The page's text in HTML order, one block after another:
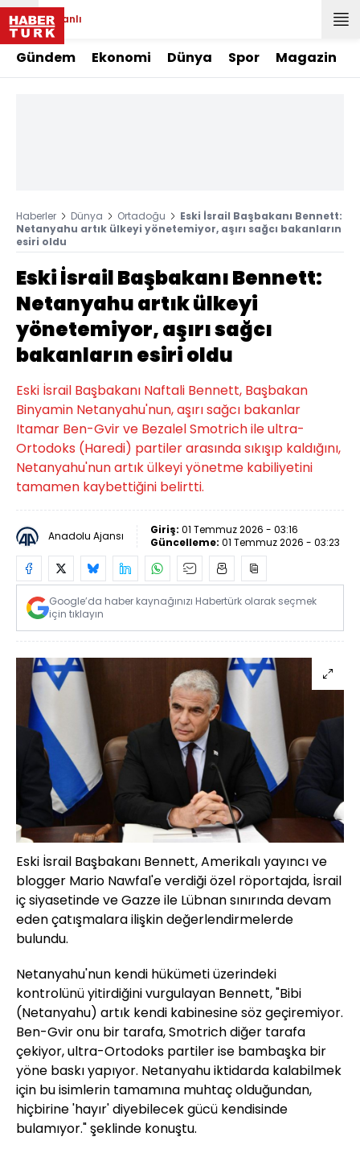
Canlı
Gündem Ekonomi Dünya Spor Magazin
Haberler Dünya Ortadoğu
Eski İsrail Başbakanı Bennett:
Netanyahu artık ülkeyi yönetemiyor, aşırı sağcı bakanların
esiri oldu
Eski İsrail Başbakanı Bennett:
Netanyahu artık ülkeyi
yönetemiyor, aşırı sağcı
bakanların esiri oldu
Eski İsrail Başbakanı Naftali Bennett, Başbakan
Binyamin Netanyahu'nun, aşırı sağcı bakanlar
Itamar Ben-Gvir ve Bezalel Smotrich ile ultra-
Ortodoks (Haredi) partiler arasında sıkışıp kaldığını,
Netanyahu'nun artık ülkeyi yönetme kabiliyetini
tamamen kaybettiğini belirtti.
Anadolu Ajansı Giriş: 01 Temmuz 2026 - 03:16
Güncelleme: 01 Temmuz 2026 - 03:23
Google’da haber kaynağınızı Habertürk olarak seçmek
için tıklayın
Eski İsrail Başbakanı Bennett, Amerikalı yayıncı ve
blogger Mario Nawfal'e verdiği özel röportajda, İsrail
iç siyasetinde ve Gazze ile Lübnan sınırında devam
eden çatışmalara ilişkin değerlendirmelerde
bulundu.
Netanyahu'nun kendi hükümeti üzerindeki
kontrolünü yitirdiğini vurgulayan Bennett, "Bibi
(Netanyahu) artık kendi kabinesine söz geçiremiyor.
Ben-Gvir onu bir tarafa, Smotrich diğer tarafa
çekiyor, ultra-Ortodoks partiler ise bambaşka bir
yöne baskı yapıyor. Netanyahu iktidarda kalabilmek
için bu isimlerin tamamına muhtaç olduğundan,
hiçbirine 'hayır' diyebilecek gücü kendisinde
bulamıyor." şeklinde konuştu.